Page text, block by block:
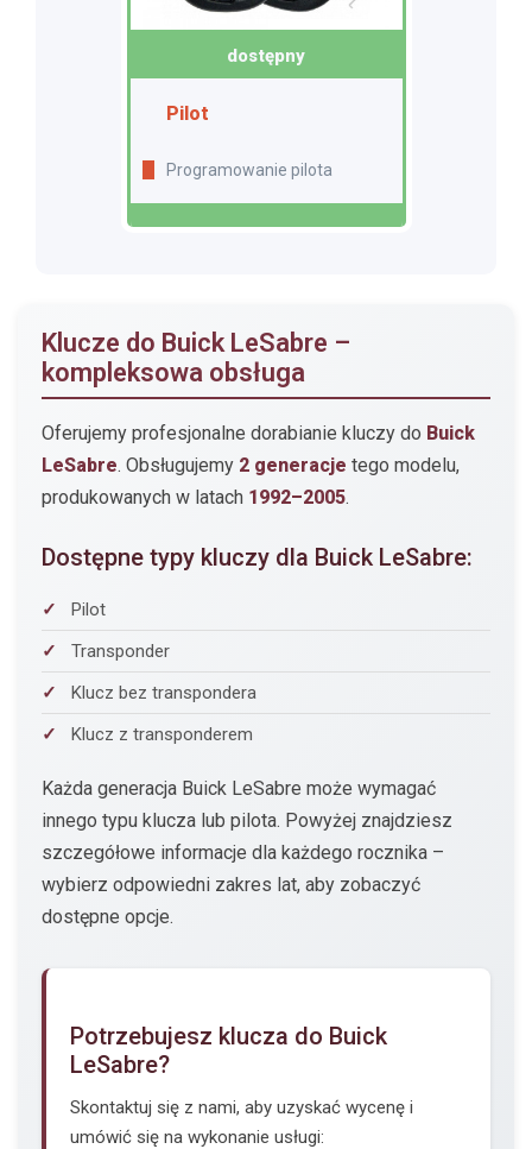
dostępny
Pilot
Programowanie pilota
Klucze do Buick LeSabre –
kompleksowa obsługa
Oferujemy profesjonalne dorabianie kluczy do Buick
LeSabre. Obsługujemy 2 generacje tego modelu,
produkowanych w latach 1992–2005.
Dostępne typy kluczy dla Buick LeSabre:
Pilot
Transponder
Klucz bez transpondera
Klucz z transponderem
Każda generacja Buick LeSabre może wymagać
innego typu klucza lub pilota. Powyżej znajdziesz
szczegółowe informacje dla każdego rocznika –
wybierz odpowiedni zakres lat, aby zobaczyć
dostępne opcje.
Potrzebujesz klucza do Buick
LeSabre?
Skontaktuj się z nami, aby uzyskać wycenę i
umówić się na wykonanie usługi: